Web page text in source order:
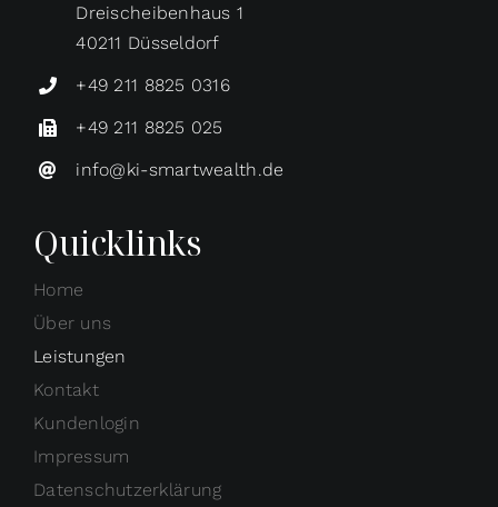
Dreischeibenhaus 1
40211 Düsseldorf
+49 211 8825 0316
+49 211 8825 025
info@ki-smartwealth.de
Quicklinks
Home
Über uns
Leistungen
Kontakt
Kundenlogin
Impressum
Datenschutzerklärung